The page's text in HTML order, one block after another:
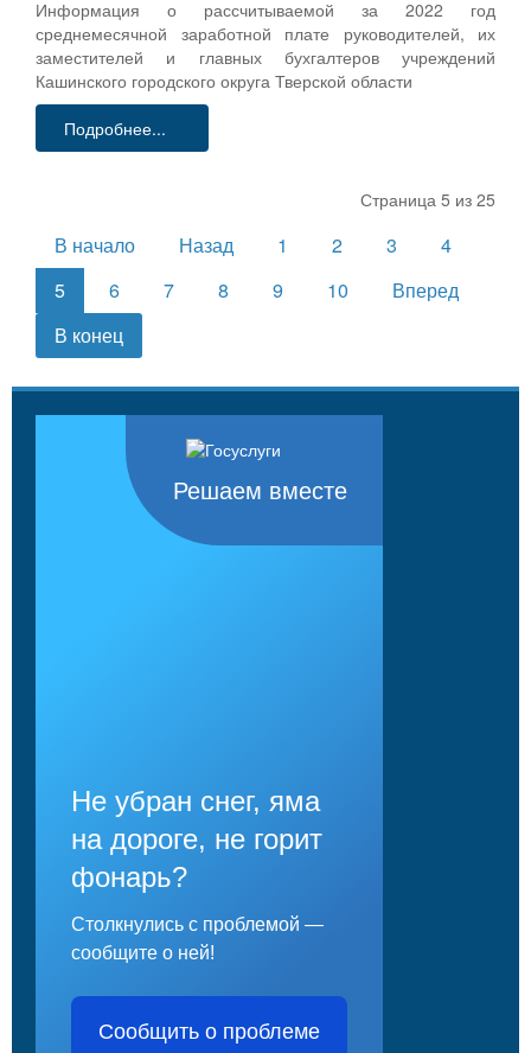
Информация о рассчитываемой за 2022 год
среднемесячной заработной плате руководителей, их
заместителей и главных бухгалтеров учреждений
Кашинского городского округа Тверской области
Подробнее...
Страница 5 из 25
В начало Назад 1 2 3
4
5
6 7 8 9 10
Вперед
В конец
Решаем вместе
Не убран снег, яма
на дороге, не горит
фонарь?
Столкнулись с проблемой —
сообщите о ней!
Сообщить о проблеме